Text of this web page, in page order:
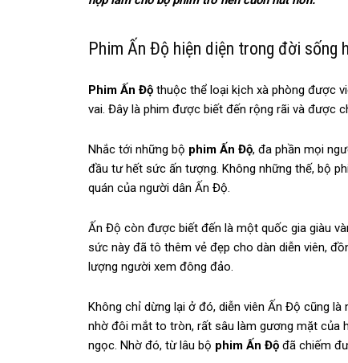
Phim Ấn Độ hiện diện trong đời sống
Phim Ấn Độ thuộc thể loại kịch xà phòng được
vai. Đây là phim được biết đến rộng rãi và được
Nhắc tới những bộ phim Ấn Độ, đa phần mọi
đầu tư hết sức ấn tượng. Không những thế, bộ
quán của người dân Ấn Độ.
Ấn Độ còn được biết đến là một quốc gia giàu
sức này đã tô thêm vẻ đẹp cho dàn diễn viên,
lượng người xem đông đảo.
Không chỉ dừng lại ở đó, diễn viên Ấn Độ cũng
nhờ đôi mắt to tròn, rất sâu làm gương mặt của
ngọc. Nhờ đó, từ lâu bộ phim Ấn Độ đã chiếm